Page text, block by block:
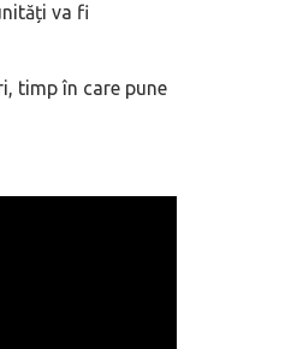
va fi
timp în care pune